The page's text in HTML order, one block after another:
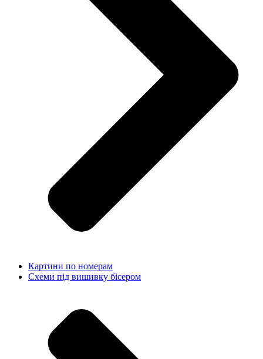
Картини по номерам
Схеми під вишивку бісером